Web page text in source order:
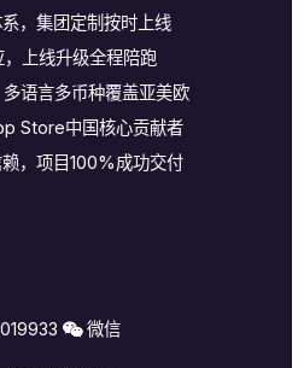
，集团定制按时上线
，上线升级全程陪跑
语言多币种覆盖亚美欧
Store中国核心贡献者
，项目100%成功交付
微信